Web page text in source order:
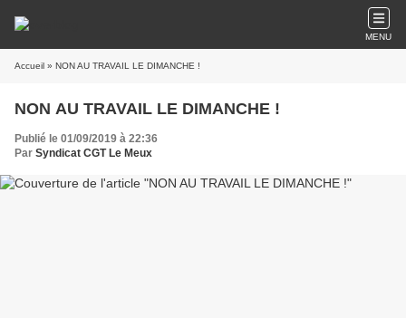
MENU
Accueil » NON AU TRAVAIL LE DIMANCHE !
NON AU TRAVAIL LE DIMANCHE !
Publié le 01/09/2019 à 22:36
Par Syndicat CGT Le Meux